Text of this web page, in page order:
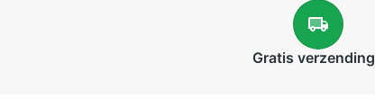
Gratis verzending